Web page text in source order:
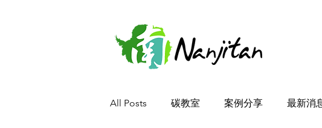
All Posts 碳教室 案例分享 最新消